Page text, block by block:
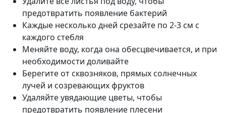
предотвратить появление бактерий
Каждые несколько дней срезайте по 2-3 см с
каждого стебля
Меняйте воду, когда она обесцвечивается, и при
необходимости доливайте
Берегите от сквозняков, прямых солнечных
лучей и созревающих фруктов
Удаляйте увядающие цветы, чтобы
предотвратить появление плесени